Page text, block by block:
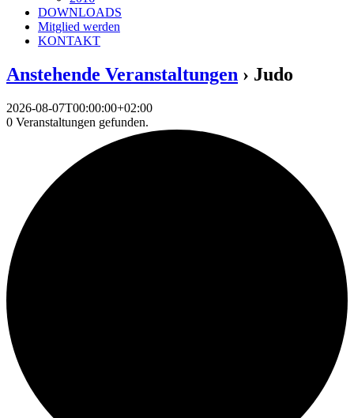
DOWNLOADS
Mitglied werden
KONTAKT
Anstehende Veranstaltungen › Judo
2026-08-07T00:00:00+02:00
0 Veranstaltungen gefunden.